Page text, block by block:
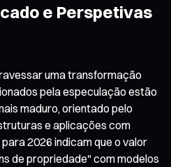
e Perspetivas
uma transformação
pela especulação estão
maduro, orientado pelo
e aplicações com
2026 indicam que o valor
de propriedade" com modelos